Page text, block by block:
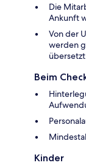
Die
Ankunft
Von der
werden
Beim
Kinder